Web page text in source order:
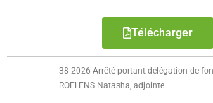
- CNI - Passeport - Certification d'identité
- - Carte Nationale d’Identité
- - Passeport
Télécharger
38-2026 Arrêté portant délégation de
ROELENS Natasha, adjointe